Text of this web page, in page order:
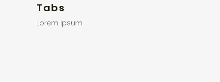
Tabs
Lorem Ipsum